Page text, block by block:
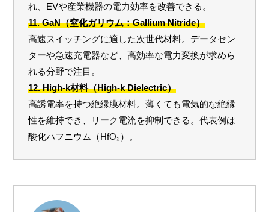
れ、EVや産業機器の電力効率を改善できる。
11. GaN（窒化ガリウム：Gallium Nitride）
高速スイッチングに適した次世代材料。データセン
ターや急速充電器など、高効率な電力変換が求めら
れる分野で注目。
12. High-k材料（High-k Dielectric）
高誘電率を持つ絶縁膜材料。薄くても電気的な絶縁
性を維持でき、リーク電流を抑制できる。代表例は
酸化ハフニウム（HfO₂）。